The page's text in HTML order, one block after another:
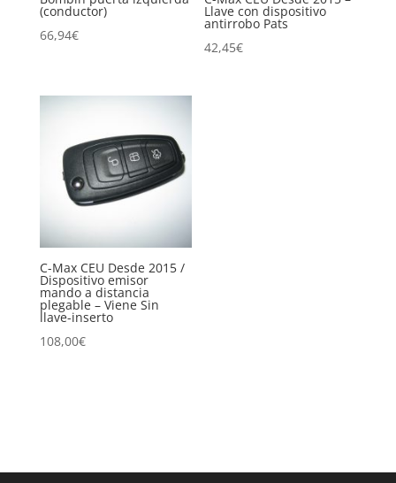
(conductor)
66,94€
Llave con dispositivo
antirrobo Pats
42,45€
C-Max CEU Desde 2015 /
Dispositivo emisor
mando a distancia
plegable – Viene Sin
llave-inserto
108,00€